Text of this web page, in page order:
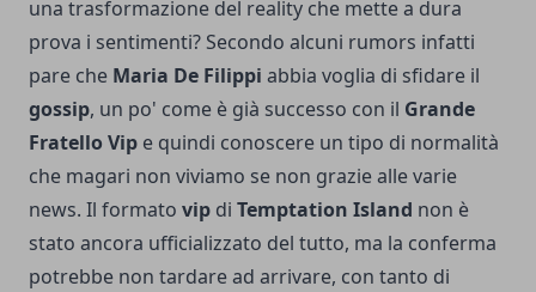
una trasformazione del reality che mette a dura
prova i sentimenti? Secondo alcuni rumors infatti
pare che Maria De Filippi abbia voglia di sfidare il
gossip, un po' come è già successo con il Grande
Fratello Vip e quindi conoscere un tipo di normalità
che magari non viviamo se non grazie alle varie
news. Il formato vip di Temptation Island non è
stato ancora ufficializzato del tutto, ma la conferma
potrebbe non tardare ad arrivare, con tanto di